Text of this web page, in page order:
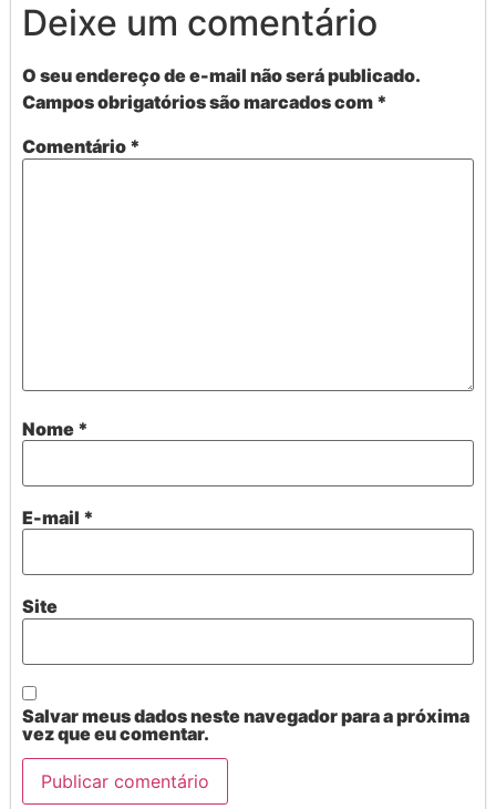
Deixe um comentário
O seu endereço de e-mail não será publicado.
Campos obrigatórios são marcados com *
Comentário *
Nome *
E-mail *
Site
Salvar meus dados neste navegador para a próxima
vez que eu comentar.